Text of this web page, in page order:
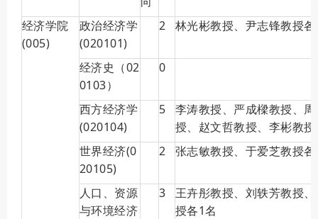
经济学院
(005)
政治经济学
(020101)
2 林光彬教授、尹志锋教授
经济史（02
0103）
0
西方经济学
(020104)
5
李涛教授、严成樑教授、
授、赵文哲教授、李彬教
世界经济(0
20105)
2 张志敏教授、于爱芝教授
人口、资源
与环境经济
3
王卉彤教授、刘轶芳教授
授各1名